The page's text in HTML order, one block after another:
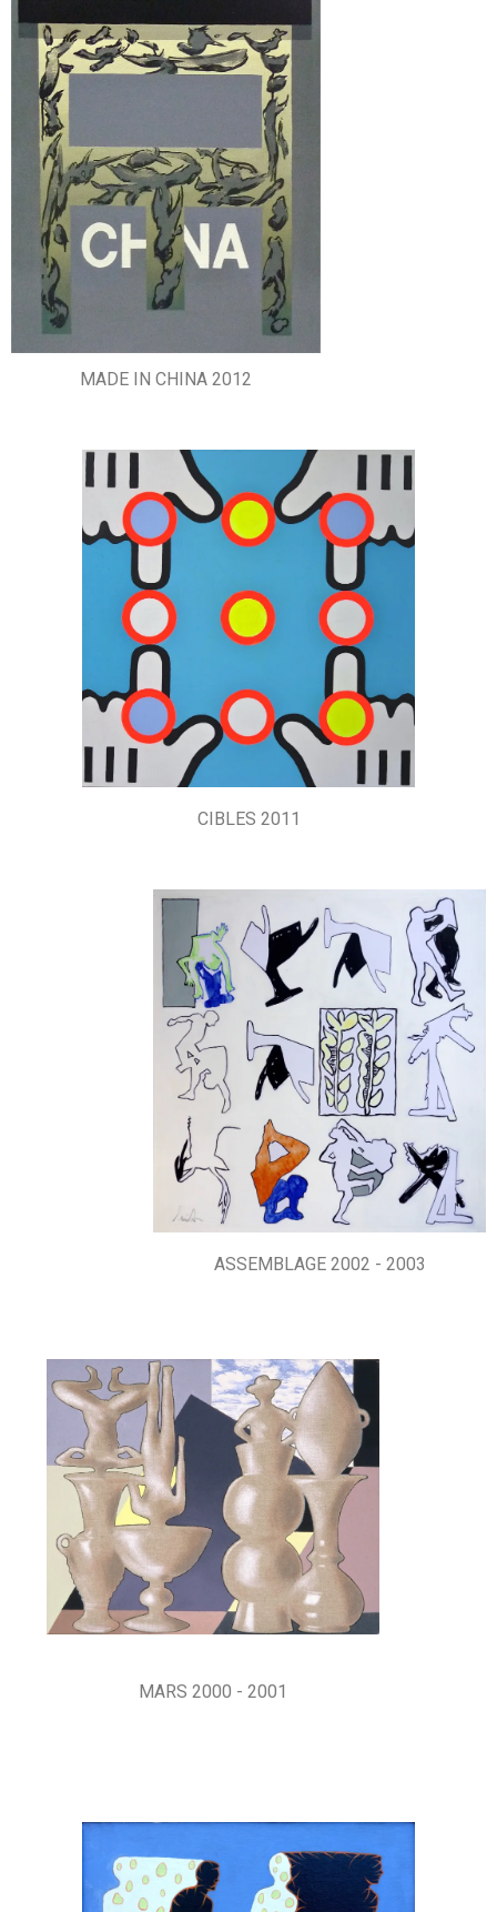
MADE IN CHINA 2012
CIBLES 2011
ASSEMBLAGE 2002 - 2003
MARS 2000 - 2001